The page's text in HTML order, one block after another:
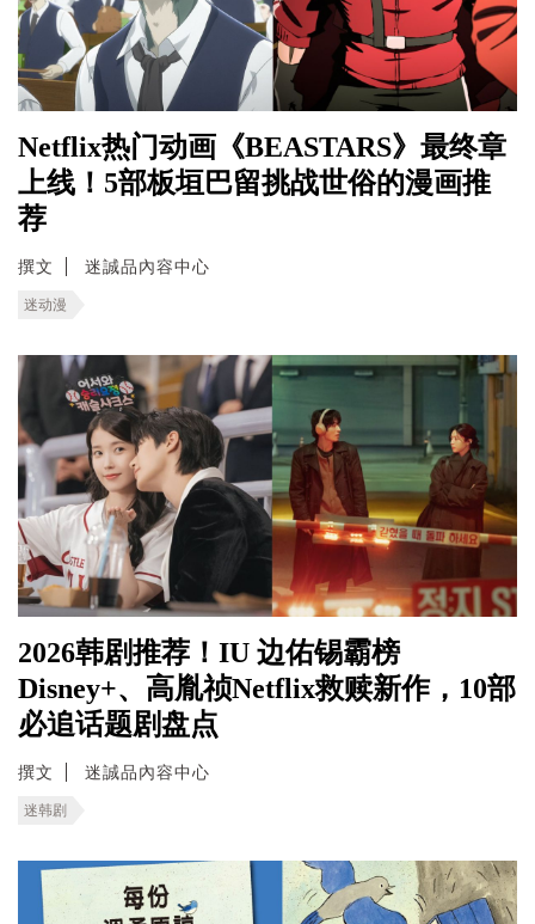
Netflix热门动画《BEASTARS》最终章
上线！5部板垣巴留挑战世俗的漫画推
荐
撰文 迷誠品內容中心
迷动漫
2026韩剧推荐！IU 边佑锡霸榜
Disney+、高胤祯Netflix救赎新作，10部
必追话题剧盘点
撰文 迷誠品內容中心
迷韩剧